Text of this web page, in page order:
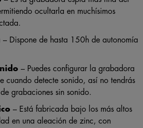
ocultarla en muchísimos
– Dispone de hasta 150h de autonomía
– Puedes configurar la grabadora
cuando detecte sonido, así no tendrás
grabaciones sin sonido.
– Está fabricada bajo los más altos
en una aleación de zinc, con